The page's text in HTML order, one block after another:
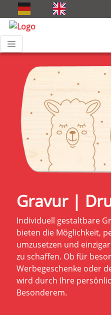
Gravur |
Individuell gestaltbare
bieten die Möglichkeit,
umzusetzen und
zu schaffen. Ob für
Werbegeschenke oder
wird durch Ihre
Besonderem.